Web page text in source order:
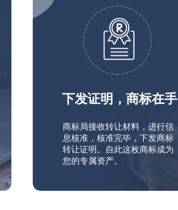
下发证明，商标在手
商标局接收转让材料，进行信
息核准，核准完毕，下发商标
转让证明。自此这枚商标成为
您的专属资产。